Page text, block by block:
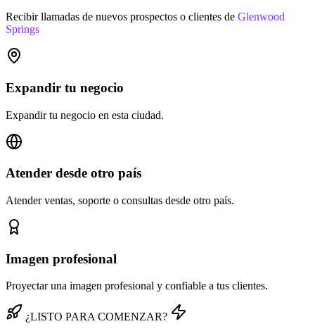
Recibir llamadas de nuevos prospectos o clientes de Glenwood
Springs
Expandir tu negocio
Expandir tu negocio en esta ciudad.
Atender desde otro país
Atender ventas, soporte o consultas desde otro país.
Imagen profesional
Proyectar una imagen profesional y confiable a tus clientes.
¿LISTO PARA COMENZAR?